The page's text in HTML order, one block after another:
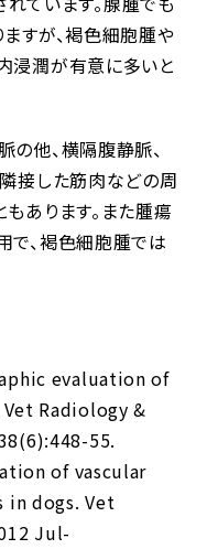
すが、褐色細胞腫や
浸潤が有意に多いと
他、横隔腹静脈、
接した筋肉などの周
あります。また腫瘍
、褐色細胞腫では
evaluation of
Radiology &
55.
of vascular
in dogs. Vet
Jul-